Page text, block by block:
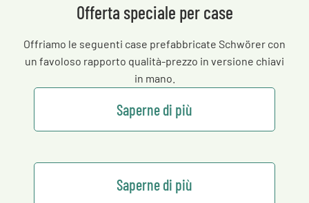
Offerta speciale per case
Offriamo le seguenti case prefabbricate Schwörer con
un favoloso rapporto qualità-prezzo in versione chiavi
in mano.
Saperne di più
Saperne di più